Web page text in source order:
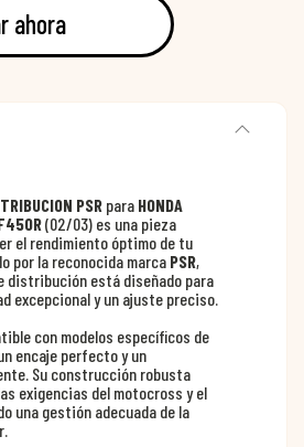
ahora
PSR para HONDA
(02/03) es una pieza
el rendimiento óptimo de tu
por la reconocida marca PSR,
distribución está diseñado para
excepcional y un ajuste preciso.
con modelos específicos de
encaje perfecto y un
Su construcción robusta
exigencias del motocross y el
una gestión adecuada de la